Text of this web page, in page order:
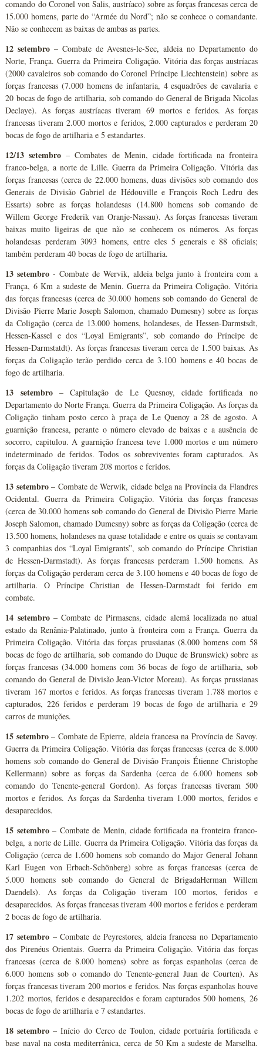
comando do Coronel von Salis, austríaco) sobre as forças francesas cerca de
15.000 homens, parte do “Armée du Nord”; não se conhece o comandante.
Não se conhecem as baixas de ambas as partes.
12 setembro – Combate de Avesnes-le-Sec, aldeia no Departamento do
Norte, França. Guerra da Primeira Coligação. Vitória das forças austríacas
(2000 cavaleiros sob comando do Coronel Príncipe Liechtenstein) sobre as
forças francesas (7.000 homens de infantaria, 4 esquadrões de cavalaria e
20 bocas de fogo de artilharia, sob comando do General de Brigada Nicolas
Declaye). As forças austríacas tiveram 69 mortos e feridos. As forças
francesas tiveram 2.000 mortos e feridos, 2.000 capturados e perderam 20
bocas de fogo de artilharia e 5 estandartes.
12/13 setembro – Combates de Menin, cidade fortificada na fronteira
franco-belga, a norte de Lille. Guerra da Primeira Coligação. Vitória das
forças francesas (cerca de 22.000 homens, duas divisões sob comando dos
Generais de Divisão Gabriel de Hédouville e François Roch Ledru des
Essarts) sobre as forças holandesas (14.800 homens sob comando de
Willem George Frederik van Oranje-Nassau). As forças francesas tiveram
baixas muito ligeiras de que não se conhecem os números. As forças
holandesas perderam 3093 homens, entre eles 5 generais e 88 oficiais;
também perderam 40 bocas de fogo de artilharia.
13 setembro - Combate de Wervik, aldeia belga junto à fronteira com a
França, 6 Km a sudeste de Menin. Guerra da Primeira Coligação. Vitória
das forças francesas (cerca de 30.000 homens sob comando do General de
Divisão Pierre Marie Joseph Salomon, chamado Dumesny) sobre as forças
da Coligação (cerca de 13.000 homens, holandeses, de Hessen-Darmstsdt,
Hessen-Kassel e dos “Loyal Emigrants”, sob comando do Príncipe de
Hessen-Darmstatdt). As forças francesas tiveram cerca de 1.500 baixas. As
forças da Coligação terão perdido cerca de 3.100 homens e 40 bocas de
fogo de artilharia.
13 setembro– Capitulação de Le Quesnoy, cidade fortificada no
Departamento do Norte França. Guerra da Primeira Coligação. As forças da
Coligação tinham posto cerco à praça de Le Quenoy a 28 de agosto. A
guarnição francesa, perante o número elevado de baixas e a ausência de
socorro, capitulou. A guarnição francesa teve 1.000 mortos e um número
indeterminado de feridos. Todos os sobreviventes foram capturados. As
forças da Coligação tiveram 208 mortos e feridos.
13 setembro– Combate de Werwik, cidade belga na Província da Flandres
Ocidental. Guerra da Primeira Coligação. Vitória das forças francesas
(cerca de 30.000 homens sob comando do General de Divisão Pierre Marie
Joseph Salomon, chamado Dumesny) sobre as forças da Coligação (cerca de
13.500 homens, holandeses na quase totalidade e entre os quais se contavam
3 companhias dos “Loyal Emigrants”, sob comando do Príncipe Christian
de Hessen-Darmstadt). As forças francesas perderam 1.500 homens. As
forças da Coligação perderam cerca de 3.100 homens e 40 bocas de fogo de
artilharia. O Príncipe Christian de Hessen-Darmstadt foi ferido em
combate.
14 setembro– Combate de Pirmasens, cidade alemã localizada no atual
estado da Renânia-Palatinado, junto à fronteira com a França. Guerra da
Primeira Coligação. Vitória das forças prussianas (8.000 homens com 58
bocas de fogo de artilharia, sob comando do Duque de Brunswick) sobre as
forças francesas (34.000 homens com 36 bocas de fogo de artilharia, sob
comando do General de Divisão Jean-Victor Moreau). As forças prussianas
tiveram 167 mortos e feridos. As forças francesas tiveram 1.788 mortos e
capturados, 226 feridos e perderam 19 bocas de fogo de artilharia e 29
carros de munições.
15 setembro– Combate de Epierre, aldeia francesa na Província de Savoy.
Guerra da Primeira Coligação. Vitória das forças francesas (cerca de 8.000
homens sob comando do General de Divisão François Étienne Christophe
Kellermann) sobre as forças da Sardenha (cerca de 6.000 homens sob
comando do Tenente-general Gordon). As forças francesas tiveram 500
mortos e feridos. As forças da Sardenha tiveram 1.000 mortos, feridos e
desaparecidos.
15 setembro– Combate de Menin, cidade fortificada na fronteira franco-
belga, a norte de Lille. Guerra da Primeira Coligação. Vitória das forças da
Coligação (cerca de 1.600 homens sob comando do Major General Johann
Karl Eugen von Erbach-Schönberg) sobre as forças francesas (cerca de
5.000 homens sob comando do General de BrigadaHerman Willem
Daendels). As forças da Coligação tiveram 100 mortos, feridos e
desaparecidos. As forças francesas tiveram 400 mortos e feridos e perderam
2 bocas de fogo de artilharia.
17 setembro – Combate de Peyrestores, aldeia francesa no Departamento
dos Pirenéus Orientais. Guerra da Primeira Coligação. Vitória das forças
francesas (cerca de 8.000 homens) sobre as forças espanholas (cerca de
6.000 homens sob o comando do Tenente-general Juan de Courten). As
forças francesas tiveram 200 mortos e feridos. Nas forças espanholas houve
1.202 mortos, feridos e desaparecidos e foram capturados 500 homens, 26
bocas de fogo de artilharia e 7 estandartes.
18 setembro – Início do Cerco de Toulon, cidade portuária fortificada e
base naval na costa mediterrânica, cerca de 50 Km a sudeste de Marselha.